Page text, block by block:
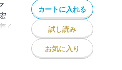
く
両
カートに入れる
試し読み
お気に入り